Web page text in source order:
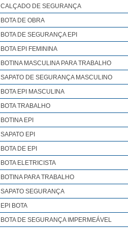
CALÇADO DE SEGURANÇA
BOTA DE OBRA
BOTA DE SEGURANÇA EPI
BOTA EPI FEMININA
BOTINA MASCULINA PARA TRABALHO
SAPATO DE SEGURANÇA MASCULINO
BOTA EPI MASCULINA
BOTA TRABALHO
BOTINA EPI
SAPATO EPI
BOTA DE EPI
BOTA ELETRICISTA
BOTINA PARA TRABALHO
SAPATO SEGURANÇA
EPI BOTA
BOTA DE SEGURANÇA IMPERMEÁVEL